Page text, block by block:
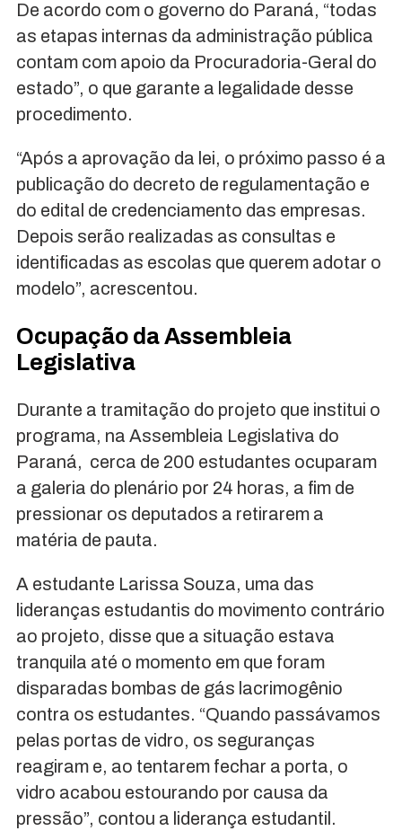
De acordo com o governo do Paraná, “todas
as etapas internas da administração pública
contam com apoio da Procuradoria-Geral do
estado”, o que garante a legalidade desse
procedimento.
“Após a aprovação da lei, o próximo passo é a
publicação do decreto de regulamentação e
do edital de credenciamento das empresas.
Depois serão realizadas as consultas e
identificadas as escolas que querem adotar o
modelo”, acrescentou.
Ocupação da Assembleia
Legislativa
Durante a tramitação do projeto que institui o
programa, na Assembleia Legislativa do
Paraná, cerca de 200 estudantes ocuparam
a galeria do plenário por 24 horas, a fim de
pressionar os deputados a retirarem a
matéria de pauta.
A estudante Larissa Souza, uma das
lideranças estudantis do movimento contrário
ao projeto, disse que a situação estava
tranquila até o momento em que foram
disparadas bombas de gás lacrimogênio
contra os estudantes. “Quando passávamos
pelas portas de vidro, os seguranças
reagiram e, ao tentarem fechar a porta, o
vidro acabou estourando por causa da
pressão”, contou a liderança estudantil.